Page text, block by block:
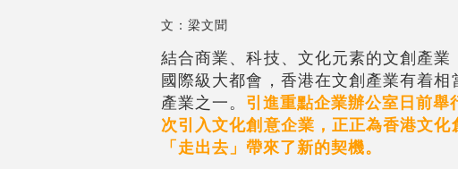
文：梁文聞
結合商業、科技、文化元素的文創產
國際級大都會，香港在文創產業有着
產業之一。 引進重點企業辦公室日前
次引入文化創意企業，正正為香港文
「走出去」帶來了新的契機。